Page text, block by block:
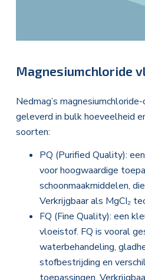
Magnesiumchloride
Nedmag’s
geleverd in bulk hoeveelheid
soorten:
PQ (Purified Quality):
voor hoogwaardige
schoonmaakmiddelen,
Verkrijgbaar als MgCI₂
FQ (Fine Quality): een
vloeistof. FQ is vooral
waterbehandeling,
stofbestrijding en